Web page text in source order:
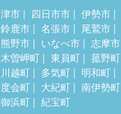
津市 四日市市 伊勢市
鈴鹿市
名張市 尾鷲市
熊野市
いなべ市 志摩市
木曽岬町
東員町 菰野町
川越町
多気町 明和町
度会町
大紀町 南伊勢町
御浜町
紀宝町